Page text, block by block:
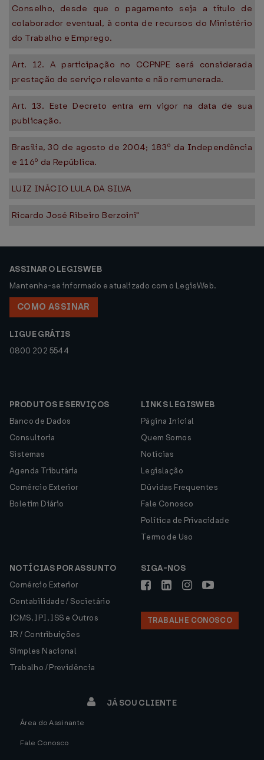
Conselho, desde que o pagamento seja a título de
colaborador eventual, à conta de recursos do Ministério
do Trabalho e Emprego.
Art. 12. A participação no CCPNPE será considerada
prestação de serviço relevante e não remunerada.
Art. 13. Este Decreto entra em vigor na data de sua
publicação.
Brasília, 30 de agosto de 2004; 183º da Independência
e 116º da República.
LUIZ INÁCIO LULA DA SILVA
Ricardo José Ribeiro Berzoini"
ASSINAR O LEGISWEB
Mantenha-se informado e atualizado com o LegisWeb.
COMO ASSINAR
LIGUE GRÁTIS
0800 202 5544
PRODUTOS E SERVIÇOS
Banco de Dados
Consultoria
Sistemas
Agenda Tributária
Comércio Exterior
Boletim Diário
LINKS LEGISWEB
Página Inicial
Quem Somos
Notícias
Legislação
Dúvidas Frequentes
Fale Conosco
Política de Privacidade
Termo de Uso
NOTÍCIAS POR ASSUNTO
Comércio Exterior
Contabilidade / Societário
ICMS, IPI, ISS e Outros
IR / Contribuições
Simples Nacional
Trabalho / Previdência
SIGA-NOS
TRABALHE CONOSCO
JÁ SOU CLIENTE
Área do Assinante
Fale Conosco